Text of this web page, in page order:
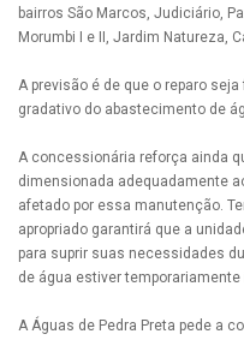
bairros São Marcos, Judiciário,
Morumbi I e II, Jardim Natureza,
A previsão é de que o reparo
gradativo do abastecimento de
A concessionária reforça ainda
dimensionada adequadamente
afetado por essa manutenção.
apropriado garantirá que a
para suprir suas necessidades
de água estiver temporariamente
A Águas de Pedra Preta pede a